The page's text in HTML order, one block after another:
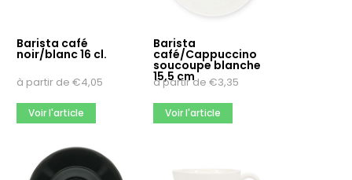
Barista café
noir/blanc 16 cl.
à partir de €4,05
Voir l'article
Barista
café/Cappuccino
soucoupe blanche
15,5 cm
à partir de€3,35
Voir l'article